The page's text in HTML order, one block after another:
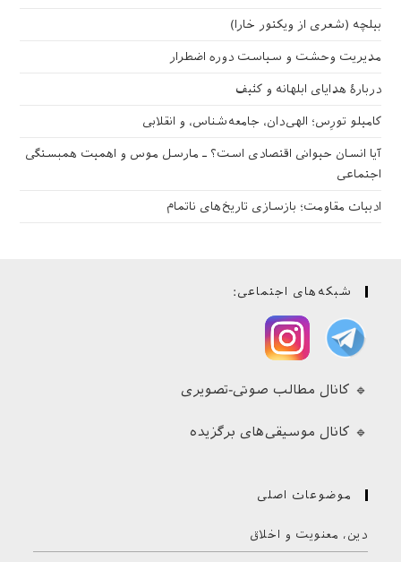
بیلچه (شعری از ویکتور خارا)
مدیریت وحشت و سیاست دوره اضطرار
دربارهٔ هدایای ابلهانه و کثیف
کامیلو تورِس؛ الهی‌دان، جامعه‌شناس، و انقلابی
آیا انسان حیوانی اقتصادی است؟ ـ مارسل موس و اهمیت همبستگی
اجتماعی
ادبیات مقاومت؛ بازسازی تاریخ‌های ناتمام
شبکه‌های اجتماعی:
🔹 کانال مطالب صوتی-تصویری
🔹 کانال موسیقی‌های برگزیده
موضوعات اصلی
دین، معنویت و اخلاق